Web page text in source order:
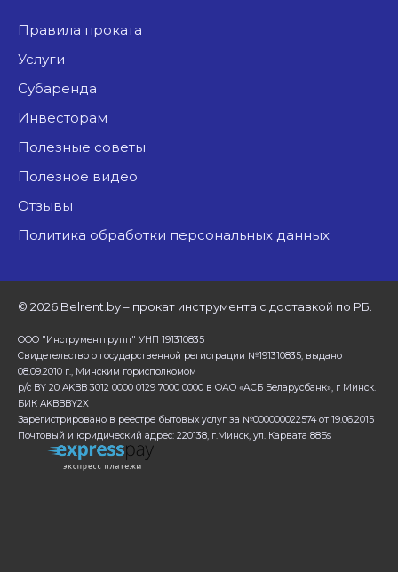
Правила проката
Услуги
Субаренда
Инвесторам
Полезные советы
Полезное видео
Отзывы
Политика обработки персональных данных
© 2026 Belrent.by – прокат инструмента с доставкой по РБ.
ООО "Инструментгрупп" УНП 191310835
Свидетельство о государственной регистрации №191310835, выдано
08.09.2010 г., Минским горисполкомом
р/с BY 20 AKBB 3012 0000 0129 7000 0000 в ОАО «АСБ Беларусбанк», г Минск.
БИК AKBBBY2X
Зарегистрировано в реестре бытовых услуг за №000000022574 от 19.06.2015
Почтовый и юридический адрес: 220138, г.Минск, ул. Карвата 88Бs